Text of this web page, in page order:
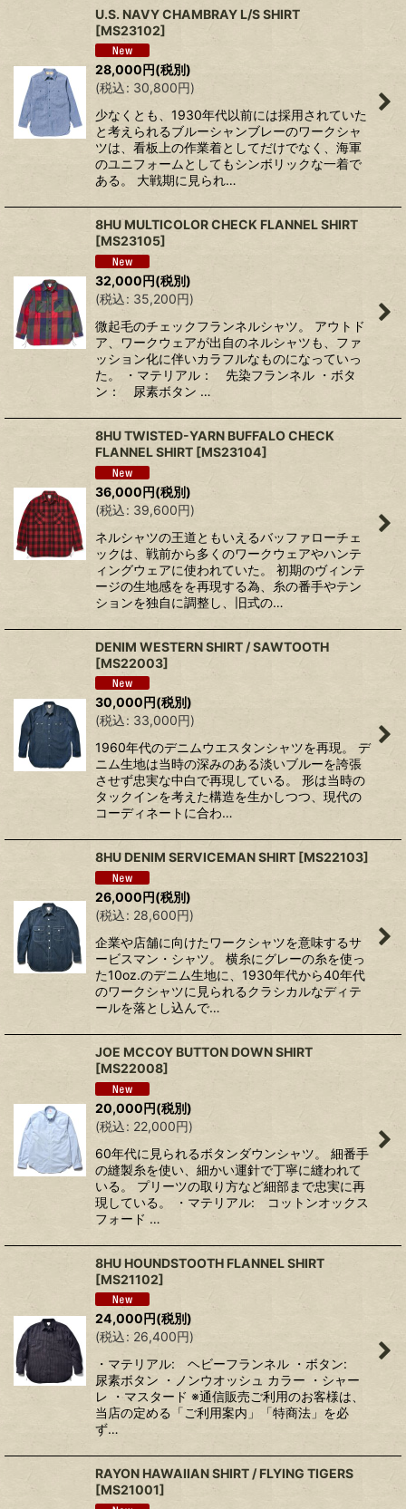
U.S. NAVY CHAMBRAY L/S SHIRT
[MS23102]
28,000円(税別)
(税込: 30,800円)
少なくとも、1930年代以前には採用されていた
と考えられるブルーシャンブレーのワークシャ
ツは、看板上の作業着としてだけでなく、海軍
のユニフォームとしてもシンボリックな一着で
ある。 大戦期に見られ…
8HU MULTICOLOR CHECK FLANNEL SHIRT
[MS23105]
32,000円(税別)
(税込: 35,200円)
微起毛のチェックフランネルシャツ。 アウトド
ア、ワークウェアが出自のネルシャツも、ファ
ッション化に伴いカラフルなものになっていっ
た。 ・マテリアル： 先染フランネル ・ボタ
ン： 尿素ボタン …
8HU TWISTED-YARN BUFFALO CHECK
FLANNEL SHIRT [MS23104]
36,000円(税別)
(税込: 39,600円)
ネルシャツの王道ともいえるバッファローチェ
ックは、戦前から多くのワークウェアやハンテ
ィングウェアに使われていた。 初期のヴィンテ
ージの生地感をを再現する為、糸の番手やテン
ションを独自に調整し、旧式の…
DENIM WESTERN SHIRT / SAWTOOTH
[MS22003]
30,000円(税別)
(税込: 33,000円)
1960年代のデニムウエスタンシャツを再現。 デ
ニム生地は当時の深みのある淡いブルーを誇張
させず忠実な中白で再現している。 形は当時の
タックインを考えた構造を生かしつつ、現代の
コーディネートに合わ…
8HU DENIM SERVICEMAN SHIRT [MS22103]
26,000円(税別)
(税込: 28,600円)
企業や店舗に向けたワークシャツを意味するサ
ービスマン・シャツ。 横糸にグレーの糸を使っ
た10oz.のデニム生地に、1930年代から40年代
のワークシャツに見られるクラシカルなディテ
ールを落とし込んで…
JOE MCCOY BUTTON DOWN SHIRT
[MS22008]
20,000円(税別)
(税込: 22,000円)
60年代に見られるボタンダウンシャツ。 細番手
の縫製糸を使い、細かい運針で丁寧に縫われて
いる。 プリーツの取り方など細部まで忠実に再
現している。 ・マテリアル: コットンオックス
フォード …
8HU HOUNDSTOOTH FLANNEL SHIRT
[MS21102]
24,000円(税別)
(税込: 26,400円)
・マテリアル: ヘビーフランネル ・ボタン:
尿素ボタン ・ノンウオッシュ カラー ・シャー
レ ・マスタード ※通信販売ご利用のお客様は、
当店の定める「ご利用案内」「特商法」を必
ず…
RAYON HAWAIIAN SHIRT / FLYING TIGERS
[MS21001]